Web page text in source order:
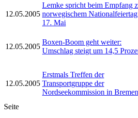
12.05.2005
Lemke spricht beim Empfang
norwegischem
17. Mai
12.05.2005
Boxen-Boom geht weiter:
Umschlag steigt um 14,5
12.05.2005
Erstmals Treffen der
Transportgruppe der
Nordseekommission in Bremen
Seite